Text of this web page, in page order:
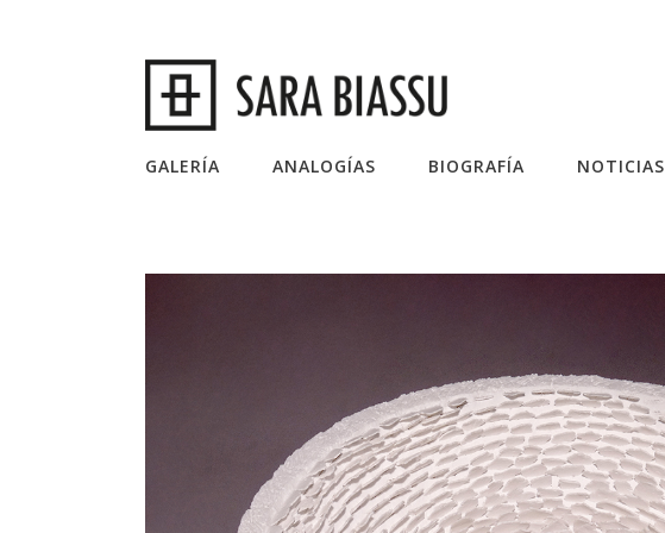
GALERÍA ANALOGÍAS BIOGRAFÍA NOTICIAS